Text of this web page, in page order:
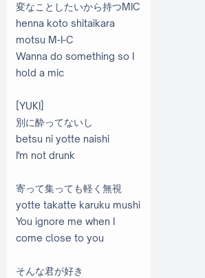
変なことしたいから持つMIC
henna koto shitaikara
motsu M-I-C
Wanna do something so I
hold a mic
[YUKI]
別に酔ってないし
betsu ni yotte naishi
I'm not drunk
寄って集っても軽く無視
yotte takatte karuku mushi
You ignore me when I
come close to you
そんな君が好き